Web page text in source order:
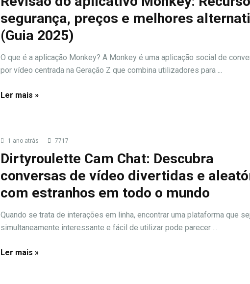
segurança, preços e melhores
(Guia 2025)
O que é a aplicação Monkey? A Monkey é uma aplicação social de
por vídeo centrada na Geração Z que combina utilizadores para ...
Ler mais »
1 ano atrás 7717
Dirtyroulette Cam Chat: Descubra
conversas de vídeo divertidas e
com estranhos em todo o mundo
Quando se trata de interações em linha, encontrar uma plataforma que
simultaneamente interessante e fácil de utilizar pode parecer ...
Ler mais »